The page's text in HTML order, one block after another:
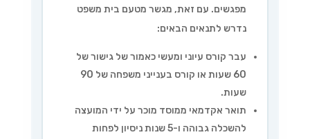
מפגשים. עם זאת, מגשר מטעם בית משפט
נדרש לתנאים הבאים:
עבר קורס עיוני ומעשי כאמור של גישור של
60 שעות או קורס בענייני משפחה של 90
שעות.
תואר אקדמאי ממוסד מוכר על ידי המועצה
להשכלה גבוהה ו-5 שנות ניסיון לפחות